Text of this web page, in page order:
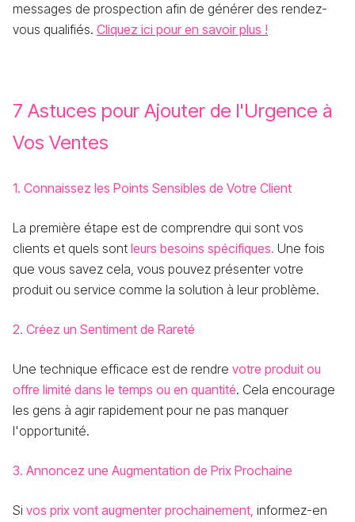
messages de prospection afin de générer des rendez-
vous qualifiés. Cliquez ici pour en savoir plus !
7 Astuces pour Ajouter de l'Urgence à
Vos Ventes
1. Connaissez les Points Sensibles de Votre Client
La première étape est de comprendre qui sont vos
clients et quels sont leurs besoins spécifiques. Une fois
que vous savez cela, vous pouvez présenter votre
produit ou service comme la solution à leur problème.
2. Créez un Sentiment de Rareté
Une technique efficace est de rendre votre produit ou
offre limité dans le temps ou en quantité. Cela encourage
les gens à agir rapidement pour ne pas manquer
l'opportunité.
3. Annoncez une Augmentation de Prix Prochaine
Si vos prix vont augmenter prochainement, informez-en